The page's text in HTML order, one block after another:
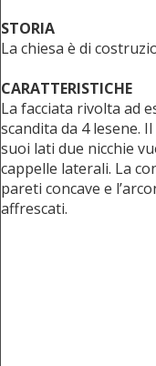
STORIA
La chiesa è di
CARATTERISTICHE
La facciata rivolta ad
scandita da 4 lesene.
suoi lati due nicchie
cappelle laterali. La
pareti concave e
affrescati.